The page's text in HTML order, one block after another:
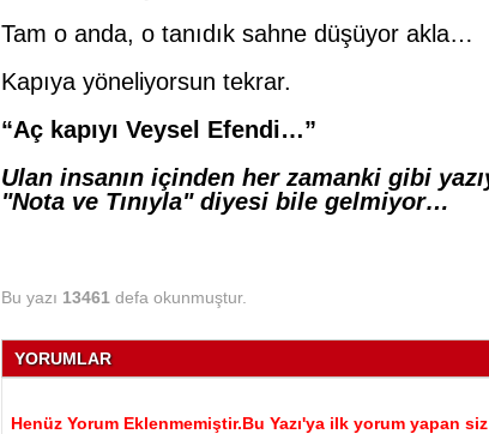
Tam o anda, o tanıdık sahne düşüyor akla…
Kapıya yöneliyorsun tekrar.
“Aç kapıyı Veysel Efendi…”
Ulan insanın içinden her zamanki gibi
"Nota ve Tınıyla" diyesi bile gelmiyor…
Bu yazı 13461 defa okunmuştur.
YORUMLAR
Henüz Yorum Eklenmemiştir.Bu Yazı'ya ilk yorum yapan